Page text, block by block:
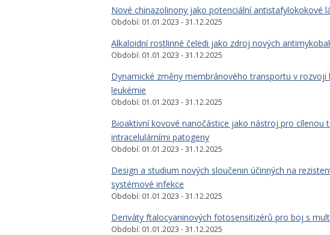
Nové chinazolinony jako potenciální antistafylokokové
Období: 01.01.2023 - 31.12.2025
Alkaloidní rostlinné čeledi jako zdroj nových
Období: 01.01.2023 - 31.12.2025
Dynamické změny membránového transportu v
leukémie
Období: 01.01.2023 - 31.12.2025
Bioaktivní kovové nanočástice jako nástroj pro cílenou
intracelulárními patogeny
Období: 01.01.2023 - 31.12.2025
Design a studium nových sloučenin účinných na
systémové infekce
Období: 01.01.2023 - 31.12.2025
Deriváty ftalocyaninových fotosensitizérů pro boj s
Období: 01.01.2023 - 31.12.2025